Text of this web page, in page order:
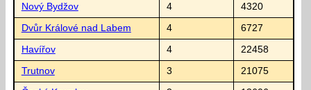
Nový Bydžov 4 4320
Dvůr Králové nad Labem 4 6727
Havířov 4 22458
Trutnov 3 21075